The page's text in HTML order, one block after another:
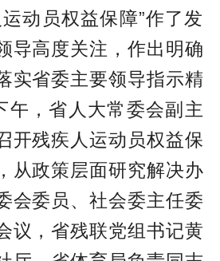
动员权益保障”作了发
导高度关注，作出明确
实省委主要领导指示精
午，省人大常委会副主
开残疾人运动员权益保
从政策层面研究解决办
会委员、社会委主任委
议，省残联党组书记黄